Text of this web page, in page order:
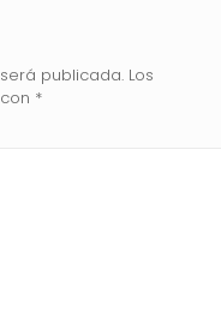
publicada. Los
*